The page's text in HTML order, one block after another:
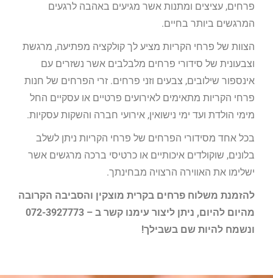
פרחים, עציצים ומתנות אשר מגיעים באהבה לרגעים
המרגשים ביותר בחיים.
הצוות של פרחי הקריות מציע לך קולקציה מפתיעה, מרגשת
וצבעונית של סידורי פרחים מלבלבים אשר נשזרים עם
אינספור שילובים, צבעים וזני פרחים. זרי הפרחים של חנות
פרחי הקריות מתאימים לאירועים פרטיים או עסקיים החל
מימי הולדת ועד ימי נישואין, אירועי חברה והשקות עסקיות.
בכל אחד מסידורי הפרחים של פרחי הקריות ניתן לשלב
בלונים, שוקולדים איכותיים או כרטיסי ברכה מרגשים אשר
ישלימו את האווירה הרצויה מבחינתך.
להזמנת משלוח פרחים בקרית מוצקין והסביבה הקרובה
מהיום להיום, ניתן ליצור עימנו קשר ב – 072-3927773
ונשמח להיות שם בשבילך!